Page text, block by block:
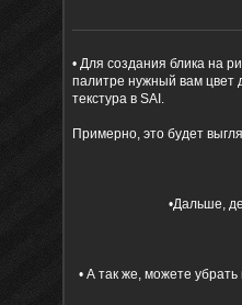
• Для создания блика на
палитре нужный вам цвет
текстура в SAI.
Примерно, это будет
•Дальше,
• А так же, можете